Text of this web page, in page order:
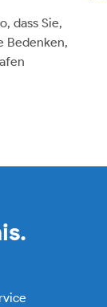
dass Sie,
Bedenken,